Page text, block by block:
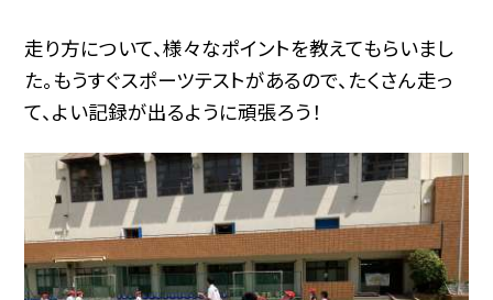
走り方について、様々なポイントを教えてもらいまし
た。もうすぐスポーツテストがあるので、たくさん走っ
て、よい記録が出るように頑張ろう！